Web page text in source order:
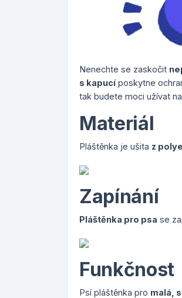
Nenechte se zaskočit
s kapucí poskytne
tak budete moci užívat
Materiál
Pláštěnka je ušita z
Zapínání
Pláštěnka pro psa se
Funkčnost
Psí pláštěnka pro malá,